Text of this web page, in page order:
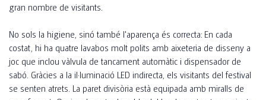
gran nombre de visitants.
No sols la higiene, sinó també l'aparença és correcta: En cada
costat, hi ha quatre lavabos molt polits amb aixeteria de disseny a
joc que inclou vàlvula de tancament automàtic i dispensador de
sabó. Gràcies a la il·luminació LED indirecta, els visitants del festival
se senten atrets. La paret divisòria està equipada amb miralls de